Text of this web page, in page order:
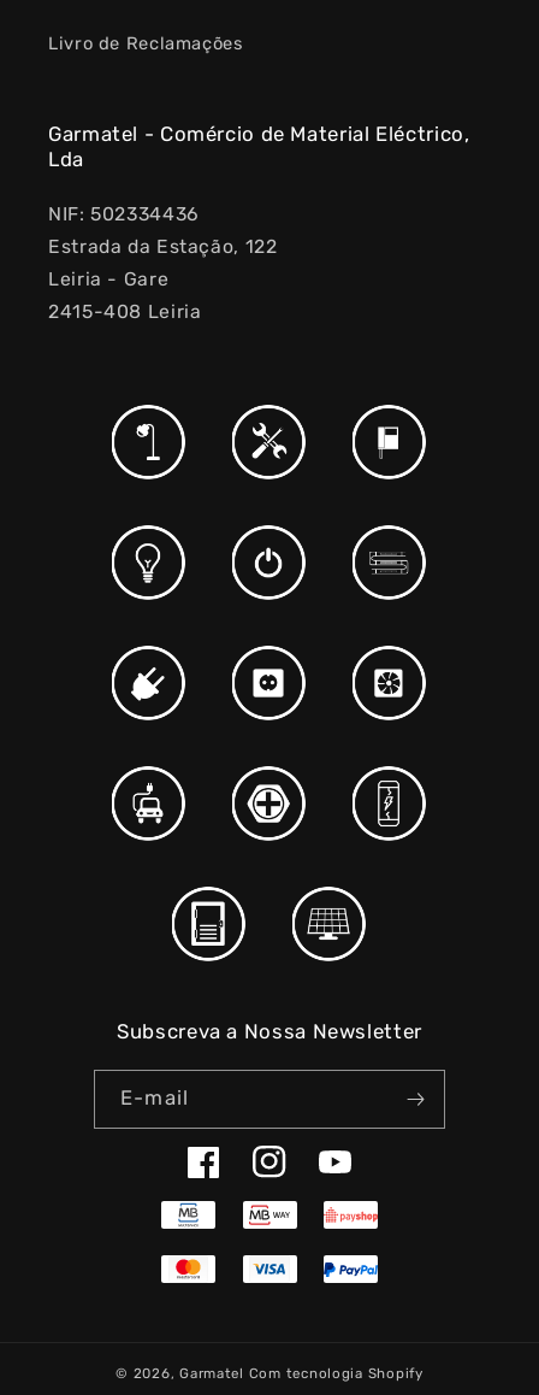
Livro de Reclamações
Garmatel - Comércio de Material Eléctrico,
Lda
NIF: 502334436
Estrada da Estação, 122
Leiria - Gare
2415-408 Leiria
Subscreva a Nossa Newsletter
E-mail
FacebookInstagramYouTube
© 2026,Garmatel Com tecnologia Shopify